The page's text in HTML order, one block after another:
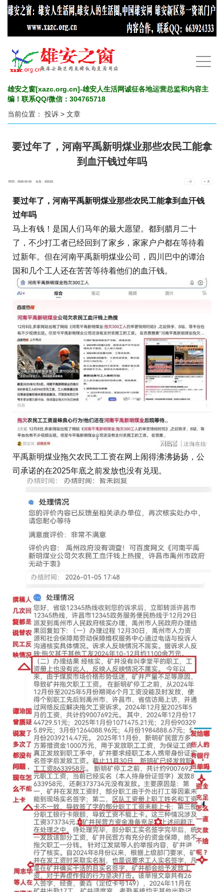
手
机
航
雄安之窗[xazc.org.cn]-雄安人生活网诚征各地运营总监和内容主
编！联系QQ/微信：304765718
当前位置： 投诉 > 文章
要过年了，河南平禹新明煤业那些农民工能拿
到血汗钱过年吗
时间：2026-02-05 点击：2023次 - 小 + 大
要过年了，河南平禹新明煤业那些农民工能拿到血汗钱
过年吗
马上有钱！是国人们马年的最大愿望。都到腊月二十
了，不少打工者已经回到了家乡，家家户户都在等待着
过新年。但在河南平禹新明煤业公司，四川巴中的谭治
国和几个工人还在苦苦等待着他们的血汗钱。
平禹新明煤业拖欠农民工工资在网上闹得沸沸扬扬，公
司承诺的在2025年底之前发放也没有兑现。